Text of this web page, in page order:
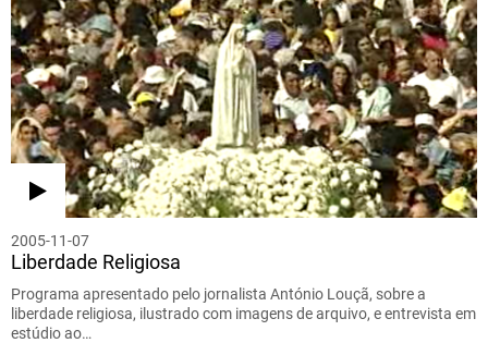
2005-11-07
Liberdade Religiosa
Programa apresentado pelo jornalista António Louçã, sobre a
liberdade religiosa, ilustrado com imagens de arquivo, e entrevista em
estúdio ao…